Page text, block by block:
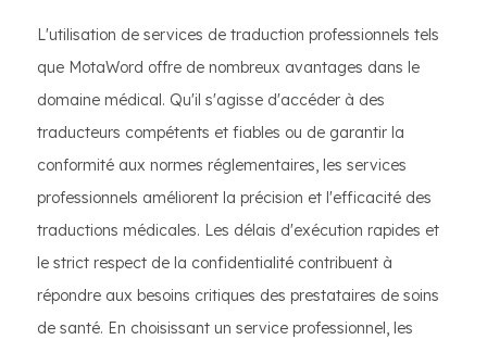
L'utilisation de services de traduction professionnels tels
que MotaWord offre de nombreux avantages dans le
domaine médical. Qu'il s'agisse d'accéder à des
traducteurs compétents et fiables ou de garantir la
conformité aux normes réglementaires, les services
professionnels améliorent la précision et l'efficacité des
traductions médicales. Les délais d'exécution rapides et
le strict respect de la confidentialité contribuent à
répondre aux besoins critiques des prestataires de soins
de santé. En choisissant un service professionnel, les